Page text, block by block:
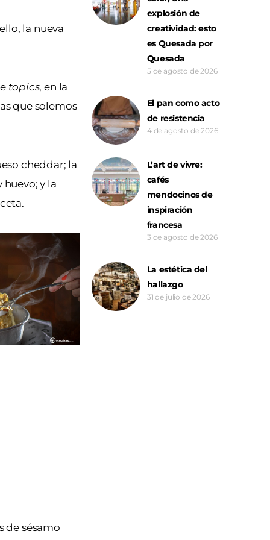
la nueva
topics, en la
que solemos
cheddar; la
y la
de sésamo
explosión de
creatividad: esto
es Quesada por
Quesada
5 de agosto de 2026
El pan como acto
de resistencia
4 de agosto de 2026
L’art de vivre:
cafés
mendocinos de
inspiración
francesa
3 de agosto de 2026
La estética del
hallazgo
31 de julio de 2026